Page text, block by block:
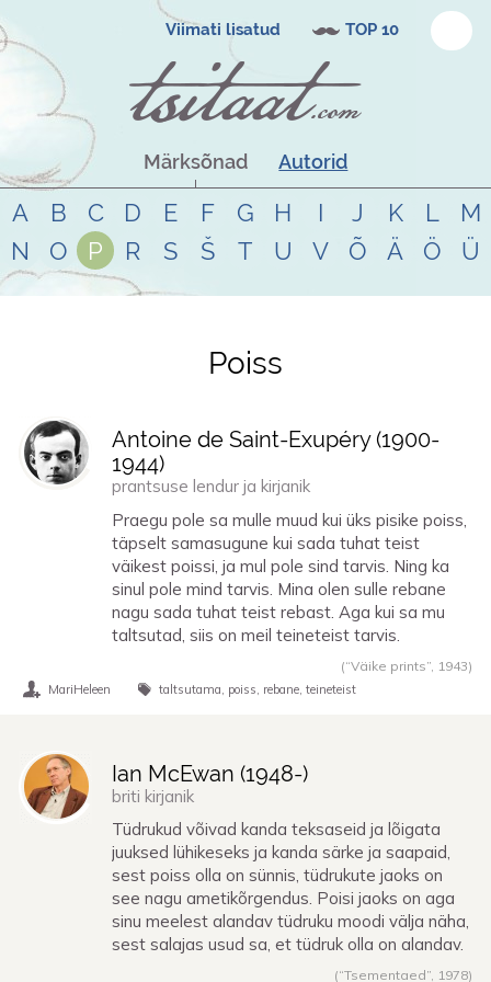
Viimati lisatud TOP 10
Märksõnad Autorid
A B C D E F G H I J K L
M
N
O P R S Š T U V Õ Ä Ö Ü
Tsitaadid teemalpoiss
Poiss
Antoine de Saint-Exupéry (1900-
1944)
prantsuse lendur ja kirjanik
Praegu pole sa mulle muud kui üks pisike poiss,
täpselt samasugune kui sada tuhat teist
väikest poissi, ja mul pole sind tarvis. Ning ka
sinul pole mind tarvis. Mina olen sulle rebane
nagu sada tuhat teist rebast. Aga kui sa mu
taltsutad, siis on meil teineteist tarvis.
(“Väike prints”, 1943)
MariHeleen taltsutama poiss rebane teineteist
Ian McEwan (1948-)
briti kirjanik
Tüdrukud võivad kanda teksaseid ja lõigata
juuksed lühikeseks ja kanda särke ja saapaid,
sest poiss olla on sünnis, tüdrukute jaoks on
see nagu ametikõrgendus. Poisi jaoks on aga
sinu meelest alandav tüdruku moodi välja näha,
sest salajas usud sa, et tüdruk olla on alandav.
(“Tsementaed”, 1978)